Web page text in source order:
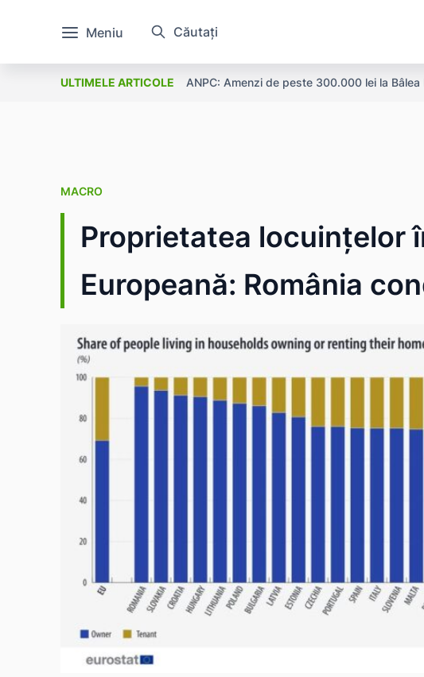
Meniu Căutați
ULTIMELE ARTICOLE ANPC: Amenzi de peste 300.000 lei la
MACRO
Proprietatea locuințelor
Europeană: România